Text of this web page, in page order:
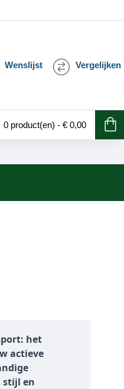
Wenslijst Vergelijken
0 product(en) - € 0,00
het
actieve
stijl en